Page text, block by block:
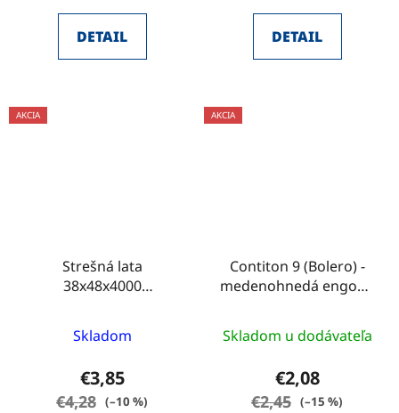
DETAIL DETAIL
AKCIA
Strešná lata
38x48x4000
Skladom
€3,85
€4,28 (–10 %)
AKCIA
Contiton 9 (Bolero) -
medenohnedá engoba
Skladom u dodávateľa
€2,08
€2,45 (–15 %)